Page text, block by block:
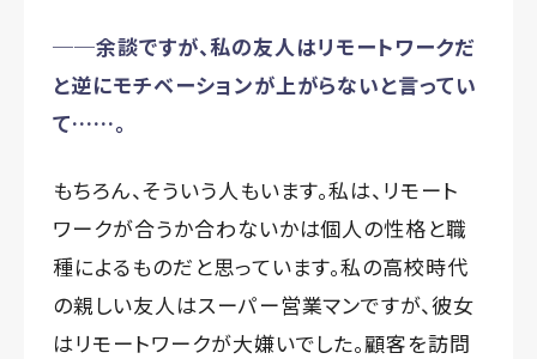
──余談ですが、私の友人はリモートワークだ
と逆にモチベーションが上がらないと言ってい
て……。
もちろん、そういう人もいます。私は、リモート
ワークが合うか合わないかは個人の性格と職
種によるものだと思っています。私の高校時代
の親しい友人はスーパー営業マンですが、彼女
はリモートワークが大嫌いでした。顧客を訪問